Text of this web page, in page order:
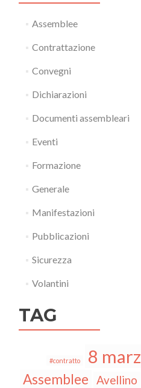
Assemblee
Contrattazione
Convegni
Dichiarazioni
Documenti assembleari
Eventi
Formazione
Generale
Manifestazioni
Pubblicazioni
Sicurezza
Volantini
TAG
#contratto 8
Assemblee Avellino